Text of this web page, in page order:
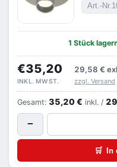
Art.-Nr.
1 Stück
€35,20 29,58 €
INKL. MWST. zzgl. Versand
Gesamt: 35,20 € inkl. /
−
🛒 In